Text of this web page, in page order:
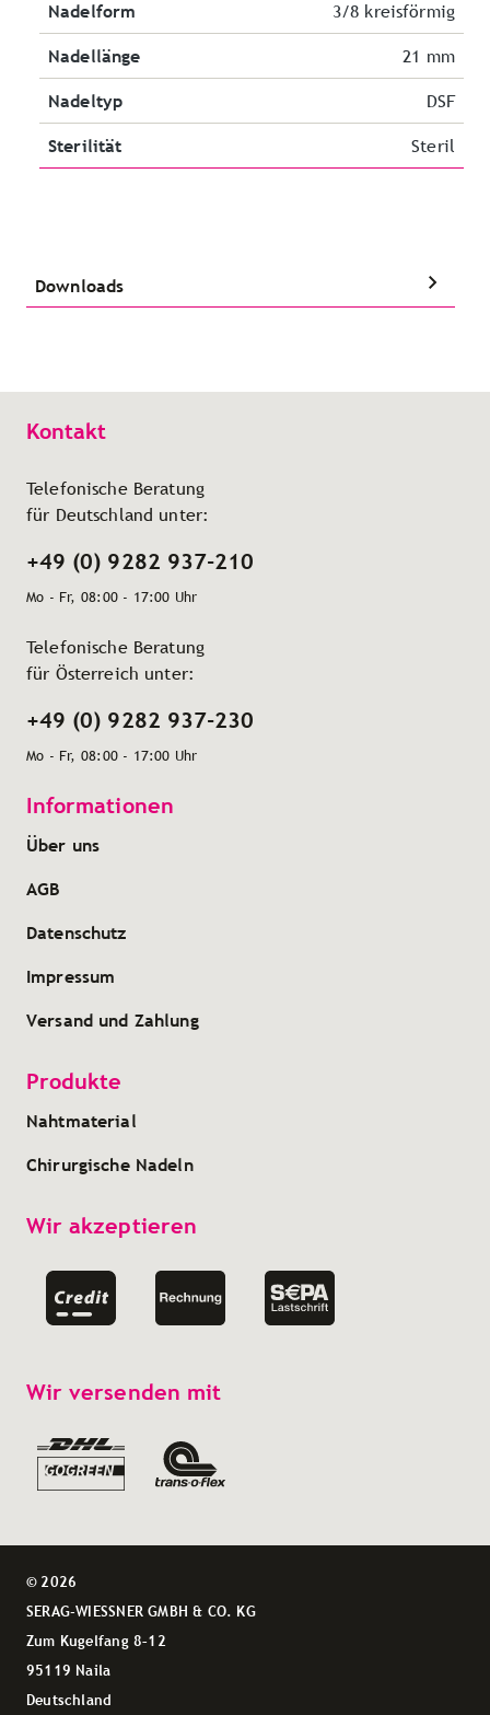
Nadelform 3/8 kreisförmig
Nadellänge 21 mm
Nadeltyp DSF
Sterilität Steril
Downloads
Kontakt
Telefonische Beratung
für Deutschland unter:
+49 (0) 9282 937-210
Mo - Fr, 08:00 - 17:00 Uhr
Telefonische Beratung
für Österreich unter:
+49 (0) 9282 937-230
Mo - Fr, 08:00 - 17:00 Uhr
Informationen
Über uns
AGB
Datenschutz
Impressum
Versand und Zahlung
Produkte
Nahtmaterial
Chirurgische Nadeln
Wir akzeptieren
Wir versenden mit
© 2026
SERAG-WIESSNER GMBH & CO. KG
Zum Kugelfang 8–12
95119 Naila
Deutschland